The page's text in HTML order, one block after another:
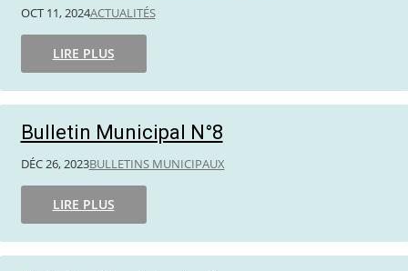
OCT 11, 2024ACTUALITÉS
LIRE PLUS
Bulletin Municipal N°8
DÉC 26, 2023BULLETINS MUNICIPAUX
LIRE PLUS